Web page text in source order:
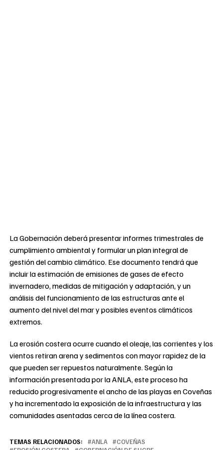
La Gobernación deberá presentar informes trimestrales de
cumplimiento ambiental y formular un plan integral de
gestión del cambio climático. Ese documento tendrá que
incluir la estimación de emisiones de gases de efecto
invernadero, medidas de mitigación y adaptación, y un
análisis del funcionamiento de las estructuras ante el
aumento del nivel del mar y posibles eventos climáticos
extremos.
La erosión costera ocurre cuando el oleaje, las corrientes y los
vientos retiran arena y sedimentos con mayor rapidez de la
que pueden ser repuestos naturalmente. Según la
información presentada por la ANLA, este proceso ha
reducido progresivamente el ancho de las playas en Coveñas
y ha incrementado la exposición de la infraestructura y las
comunidades asentadas cerca de la línea costera.
TEMAS RELACIONADOS: ANLA
COVEÑAS